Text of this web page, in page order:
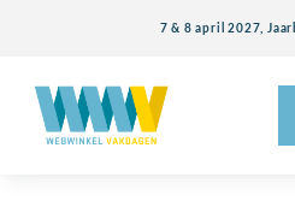
7 & 8 april 2027,